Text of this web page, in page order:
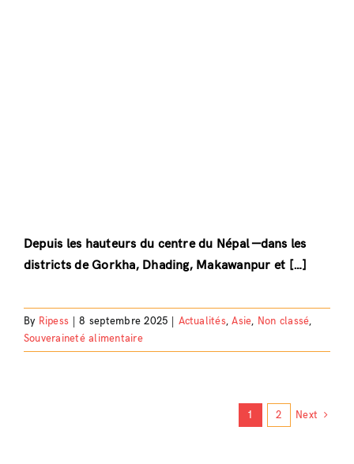
Depuis les hauteurs du centre du Népal —dans les
districts de Gorkha, Dhading, Makawanpur et […]
By Ripess 8 septembre 2025 Actualités,Asie, Non classé,
Souveraineté alimentaire
1 2 Next